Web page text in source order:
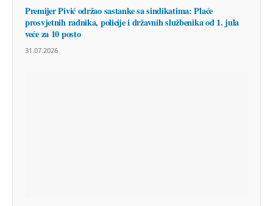
Premijer Pivić održao sastanke sa sindikatima: Plaće
prosvjetnih radnika, policije i državnih službenika od 1. jula
veće za 10 posto
31.07.2026